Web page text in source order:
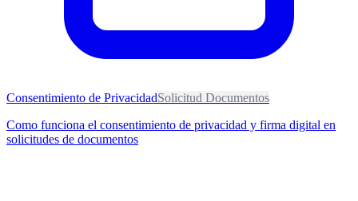
Consentimiento de PrivacidadSolicitud Documentos
Como funciona el consentimiento de privacidad y firma digital en
solicitudes de documentos